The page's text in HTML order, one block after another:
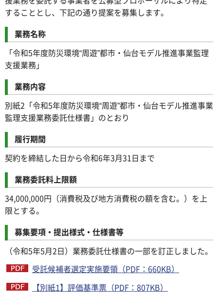
することとし、下記の通り提案を募集します。
業務名称
「令和5年度防災環境“周遊”都市・仙台モデル推進事業監理
支援業務」
業務内容
別紙2「令和5年度防災環境“周遊”都市・仙台モデル推進事業
監理支援業務委託仕様書」のとおり
履行期間
契約を締結した日から令和6年3月31日まで
業務委託料上限額
34,000,000円（消費税及び地方消費税の額を含む。）を上
限とする。
募集要項・提出様式・仕様書等
（令和5年5月2日）業務委託仕様書の一部を訂正しました。
受託候補者選定実施要領（PDF：660KB）
【別紙1】評価基準票（PDF：807KB）